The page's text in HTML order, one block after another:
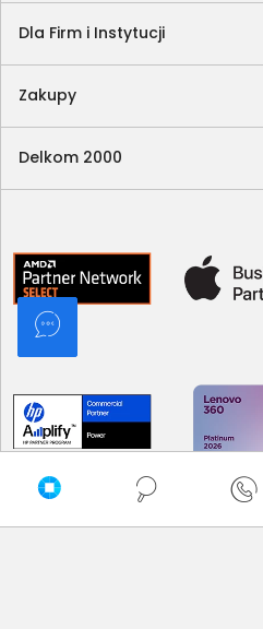
Dla Firm i Instytucji
Zakupy
Delkom 2000